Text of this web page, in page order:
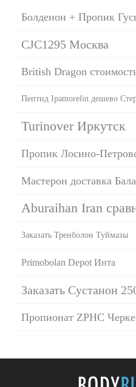
Болденон + Пропик
CJC1295 Москва
British Dragon
Пептид Ipamorelin дешево
Turinover Иркутск
Пропик Лосино-
Мастерон доставка
Aburaihan Iran
Заказать Тренболон Туймазы
Primobolan Depot Инта
Заказать Сустанон
Пропионат ZPHC